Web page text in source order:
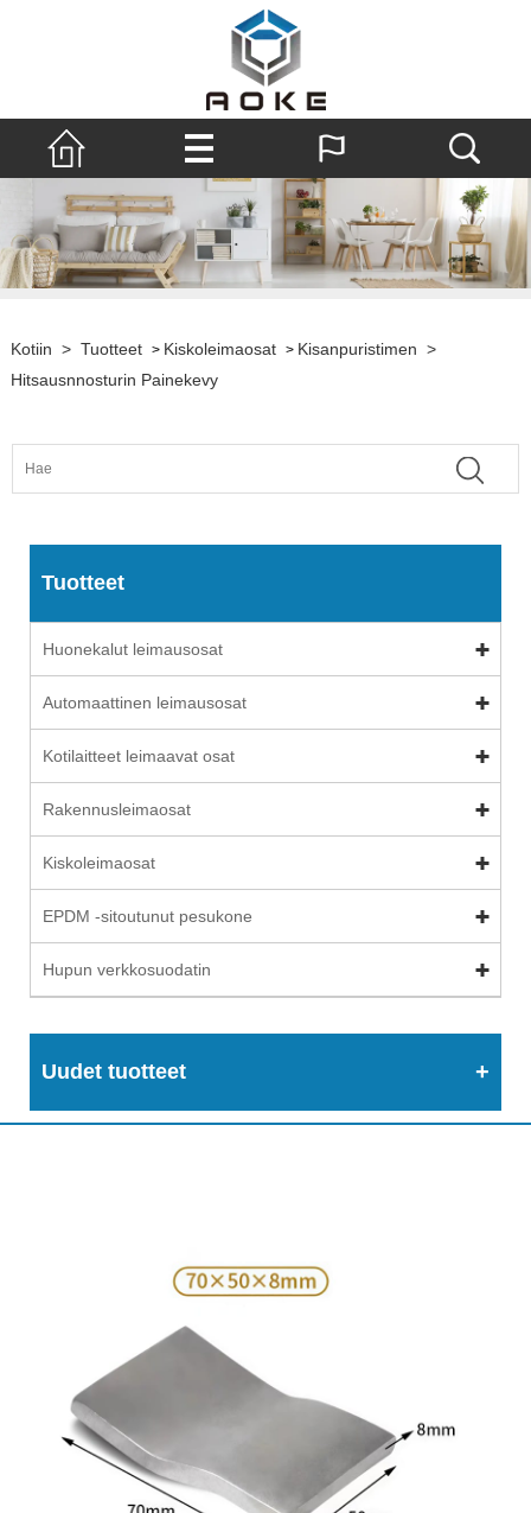
Kotiin > Tuotteet > Kiskoleimaosat > Kisanpuristimen >
Hitsausnnosturin Painekevy
Tuotteet
Huonekalut leimausosat
Automaattinen leimausosat
Kotilaitteet leimaavat osat
Rakennusleimaosat
Kiskoleimaosat
EPDM -sitoutunut pesukone
Hupun verkkosuodatin
Uudet tuotteet